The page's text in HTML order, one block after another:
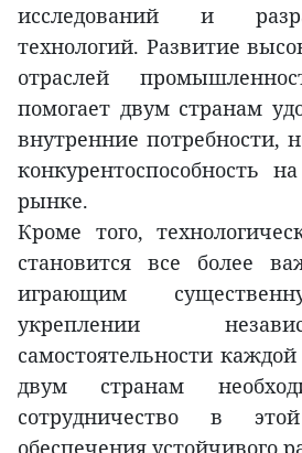
исследований и
технологий. Развитие
отраслей
помогает двум странам
внутренние потребности,
конкурентоспособность
рынке.
Кроме того,
становится все более
играющим
укреплении
самостоятельности
двум странам
сотрудничество в
обеспечения устойчивого